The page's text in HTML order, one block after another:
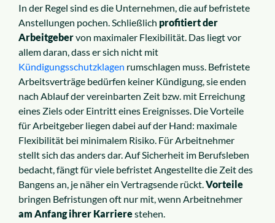
In der Regel sind es die Unternehmen, die auf befristete
Anstellungen pochen. Schließlich profitiert der
Arbeitgebervon maximaler Flexibilität. Das liegt vor
allem daran, dass er sich nicht mit
Kündigungsschutzklagen rumschlagen muss. Befristete
Arbeitsverträge bedürfen keiner Kündigung, sie enden
nach Ablauf der vereinbarten Zeit bzw. mit Erreichung
eines Ziels oder Eintritt eines Ereignisses. Die Vorteile
für Arbeitgeber liegen dabei auf der Hand: maximale
Flexibilität bei minimalem Risiko. Für Arbeitnehmer
stellt sich das anders dar. Auf Sicherheit im Berufsleben
bedacht, fängt für viele befristet Angestellte die Zeit des
Bangens an, je näher ein Vertragsende rückt.Vorteile
bringen Befristungen oft nur mit, wenn Arbeitnehmer
am Anfang ihrer Karrierestehen.